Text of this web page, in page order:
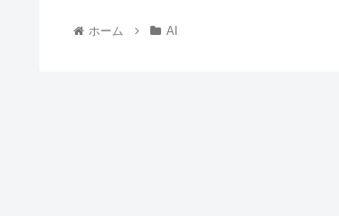
ホーム AI